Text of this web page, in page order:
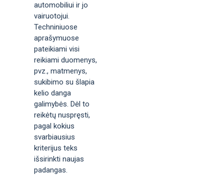
automobiliui ir jo
vairuotojui.
Techniniuose
aprašymuose
pateikiami visi
reikiami duomenys,
pvz., matmenys,
sukibimo su šlapia
kelio danga
galimybės. Dėl to
reikėtų nuspręsti,
pagal kokius
svarbiausius
kriterijus teks
išsirinkti naujas
padangas.